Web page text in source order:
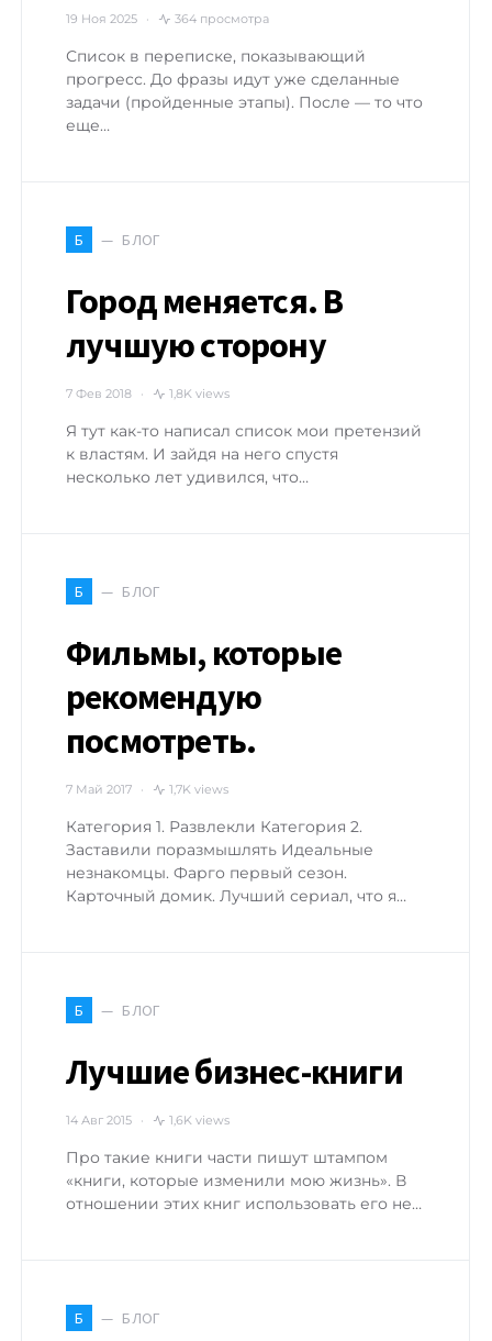
19 Ноя 2025 364 просмотра
Список в переписке, показывающий
прогресс. До фразы идут уже сделанные
задачи (пройденные этапы). После — то что
еще…
Б БЛОГ
Город меняется. В
лучшую сторону
7 Фев 2018 1,8K views
Я тут как-то написал список мои претензий
к властям. И зайдя на него спустя
несколько лет удивился, что…
Б БЛОГ
Фильмы, которые
рекомендую
посмотреть.
7 Май 2017 1,7K views
Категория 1. Развлекли Категория 2.
Заставили поразмышлять Идеальные
незнакомцы. Фарго первый сезон.
Карточный домик. Лучший сериал, что я…
Б БЛОГ
Лучшие бизнес-книги
14 Авг 2015 1,6K views
Про такие книги части пишут штампом
«книги, которые изменили мою жизнь». В
отношении этих книг использовать его не…
Б БЛОГ